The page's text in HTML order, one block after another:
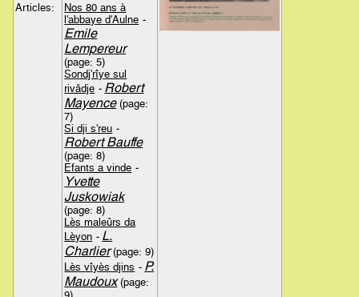
Articles:
Nos 80 ans à
l'abbaye d'Aulne -
Emile
Lempereur
(page: 5)
Sondj'rîye sul
rivâdje - Robert
Mayence(page:
7)
Si dji s'reu -
Robert Bauffe
(page: 8)
Efants a vinde -
Yvette
Juskowiak
(page: 8)
Lès maleûrs da
Lèyon - L.
Charlier(page: 9)
Lès vîyès djins - P.
Maudoux(page: